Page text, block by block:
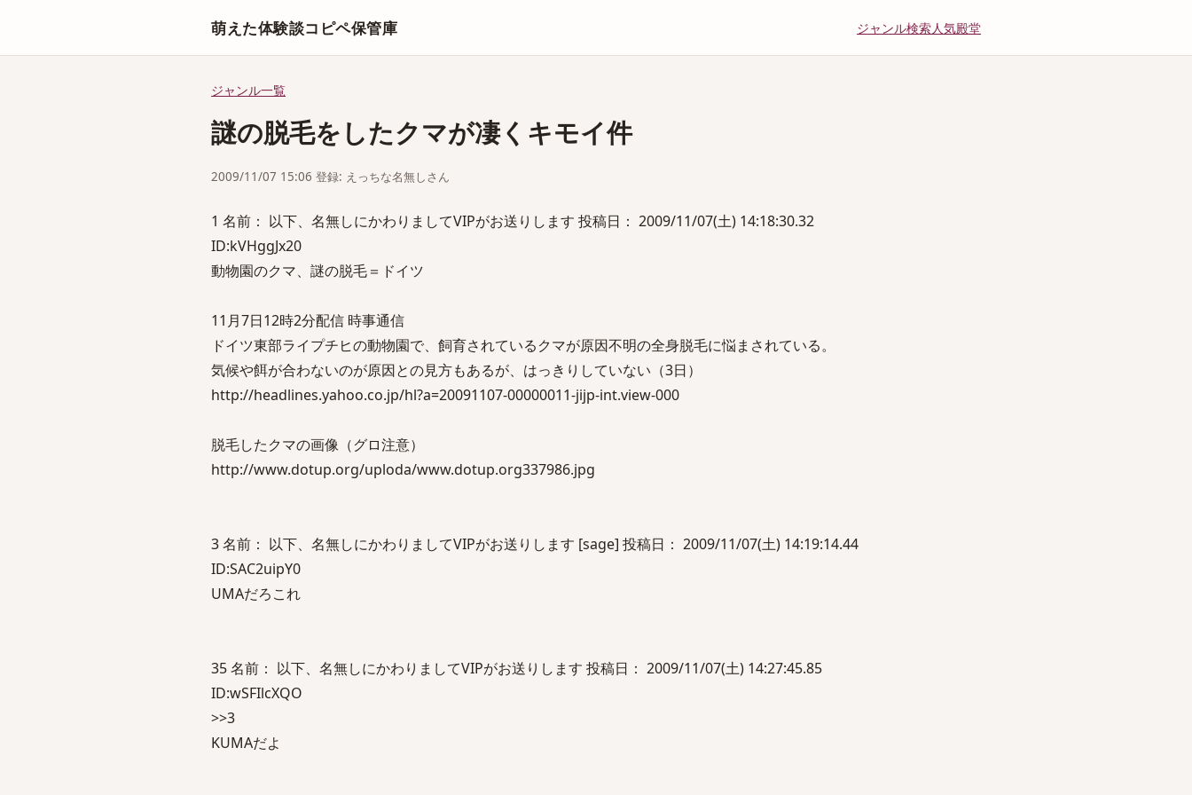
萌えた体験談コピペ保管庫 ジャンル検索人気殿堂
ジャンル一覧
謎の脱毛をしたクマが凄くキモイ件
2009/11/07 15:06 登録: えっちな名無しさん
1 名前： 以下、名無しにかわりましてVIPがお送りします 投稿日： 2009/11/07(土) 14:18:30.32
ID:kVHggJx20
動物園のクマ、謎の脱毛＝ドイツ
11月7日12時2分配信 時事通信
ドイツ東部ライプチヒの動物園で、飼育されているクマが原因不明の全身脱毛に悩まされている。
気候や餌が合わないのが原因との見方もあるが、はっきりしていない（3日）
http://headlines.yahoo.co.jp/hl?a=20091107-00000011-jijp-int.view-000
脱毛したクマの画像（グロ注意）
http://www.dotup.org/uploda/www.dotup.org337986.jpg
3 名前： 以下、名無しにかわりましてVIPがお送りします [sage] 投稿日： 2009/11/07(土) 14:19:14.44
ID:SAC2uipY0
UMAだろこれ
35 名前： 以下、名無しにかわりましてVIPがお送りします 投稿日： 2009/11/07(土) 14:27:45.85
ID:wSFIlcXQO
>>3
KUMAだよ